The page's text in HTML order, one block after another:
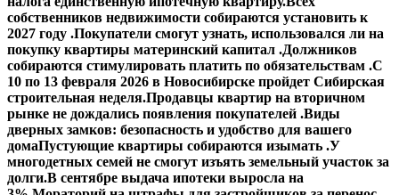
собственников недвижимости собираются установить к
2027 году .Покупатели смогут узнать, использовался ли на
покупку квартиры материнский капитал .Должников
собираются стимулировать платить по обязательствам .С
10 по 13 февраля 2026 в Новосибирске пройдет Сибирская
строительная неделя.Продавцы квартир на вторичном
рынке не дождались появления покупателей .Виды
дверных замков: безопасность и удобство для вашего
домаПустующие квартиры собираются изымать .У
многодетных семей не смогут изъять земельный участок за
долги.В сентябре выдача ипотеки выросла на